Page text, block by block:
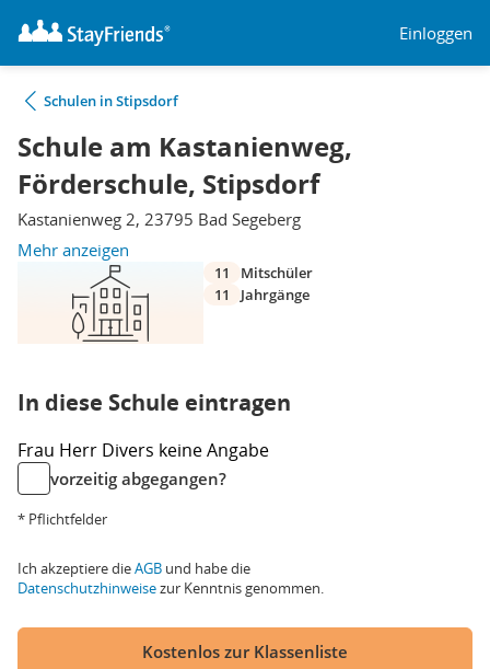
Einloggen
Schulen in Stipsdorf
Schule am Kastanienweg,
Förderschule, Stipsdorf
Kastanienweg 2, 23795 Bad Segeberg
Mehr anzeigen
11
Mitschüler
11
Jahrgänge
In diese Schule eintragen
Frau Herr Divers keine Angabe
vorzeitig abgegangen?
* Pflichtfelder
Ich akzeptiere dieAGB und habe die
Datenschutzhinweisezur Kenntnis genommen.
Kostenlos zur Klassenliste